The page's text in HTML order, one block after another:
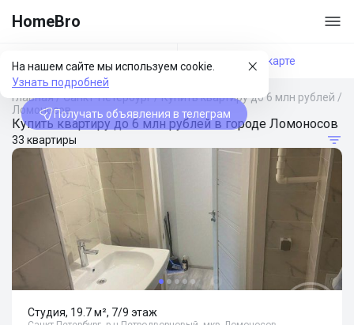
HomeBro
На нашем сайте мы используем cookie.
Узнать подробней
Получать объявления в телеграм
Фильтры На карте
Главная/Санкт-Петербург/Купить квартиру до 6 млн рублей /
Ломоносов
Купить квартиру до 6 млн рублей в городе Ломоносов
33 квартиры
Студия, 19.7 м², 7/9 этаж